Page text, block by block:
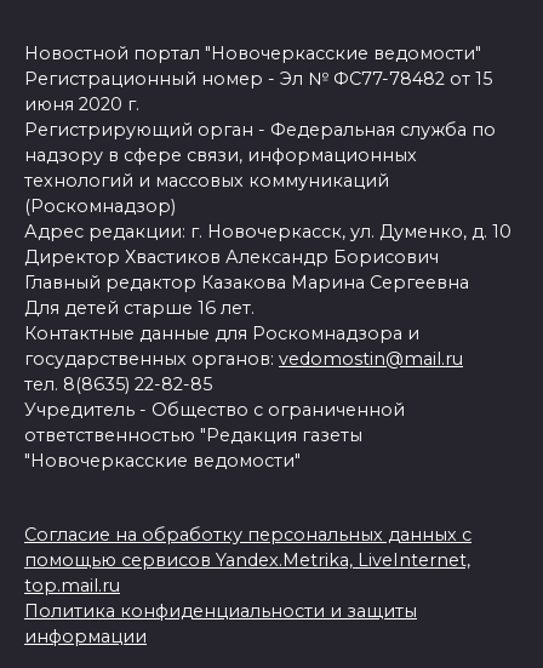
Новостной портал "Новочеркасские ведомости"
Регистрационный номер - Эл № ФС77-78482 от 15
июня 2020 г.
Регистрирующий орган - Федеральная служба по
надзору в сфере связи, информационных
технологий и массовых коммуникаций
(Роскомнадзор)
Адрес редакции: г. Новочеркасск, ул. Думенко, д. 10
Директор Хвастиков Александр Борисович
Главный редактор Казакова Марина Сергеевна
Для детей старше 16 лет.
Контактные данные для Роскомнадзора и
государственных органов: vedomostin@mail.ru
тел. 8(8635) 22-82-85
Учредитель - Общество с ограниченной
ответственностью "Редакция газеты
"Новочеркасские ведомости"
Согласие на обработку персональных данных с
помощью сервисов Yandex.Metrika, LiveInternet,
top.mail.ru
Политика конфиденциальности и защиты
информации